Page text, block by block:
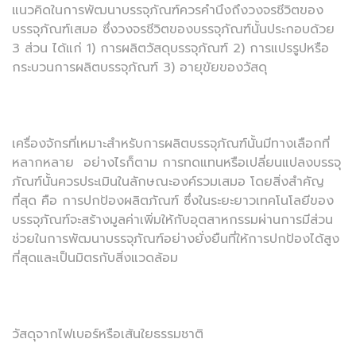
แนวคิดในการพัฒนาบรรจุภัณฑ์ควรคำนึงถึงวงจรชีวิตของ
บรรจุภัณฑ์เสมอ ซึ่งวงจรชีวิตของบรรจุภัณฑ์นั้นประกอบด้วย
3 ส่วน ได้แก่ 1) การผลิตวัสดุบรรจุภัณฑ์ 2) การแปรรูปหรือ
กระบวนการผลิตบรรจุภัณฑ์ 3) อายุขัยของวัสดุ
เครื่องจักรที่เหมาะสำหรับการผลิตบรรจุภัณฑ์นั้นมีทางเลือกที่
หลากหลาย อย่างไรก็ตาม การทดแทนหรือเปลี่ยนแปลงบรรจุ
ภัณฑ์นั้นควรประเมินในลักษณะองค์รวมเสมอ โดยสิ่งสำคัญ
ที่สุด คือ การปกป้องผลิตภัณฑ์ ซึ่งในระยะยาวเทคโนโลยีของ
บรรจุภัณฑ์จะสร้างมูลค่าเพิ่มให้กับอุตสาหกรรมผ่านการมีส่วน
ช่วยในการพัฒนาบรรจุภัณฑ์อย่างยั่งยืนที่ให้การปกป้องได้สูง
ที่สุดและเป็นมิตรกับสิ่งแวดล้อม
วัสดุจากไฟเบอร์หรือเส้นใยธรรมชาติ